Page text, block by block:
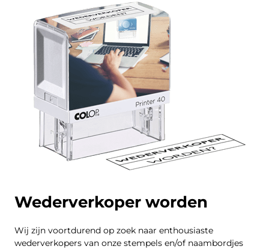
Wederverkoper worden
Wij zijn voortdurend op zoek naar enthousiaste
wederverkopers van onze stempels en/of naambordjes